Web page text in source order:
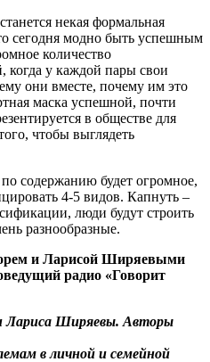
некая формальная
сегодня модно быть успешным
количество
когда у каждой пары свои
они вместе, почему им это
маска успешной, почти
в обществе для
чтобы выглядеть
содержанию будет огромное,
4-5 видов. Капнуть –
люди будут строить
разнообразные.
и Ларисой Ширяевыми
радио «Говорит
Лариса Ширяевы. Авторы
в личной и семейной